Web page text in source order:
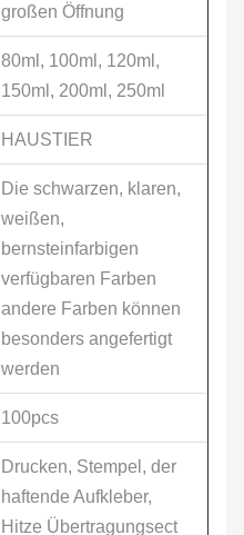
großen Öffnung
80ml, 100ml, 120ml,
150ml, 200ml, 250ml
HAUSTIER
Die schwarzen, klaren,
weißen,
bernsteinfarbigen
verfügbaren Farben
andere Farben können
besonders angefertigt
werden
100pcs
Drucken, Stempel, der
haftende Aufkleber,
Hitze Übertragungsect